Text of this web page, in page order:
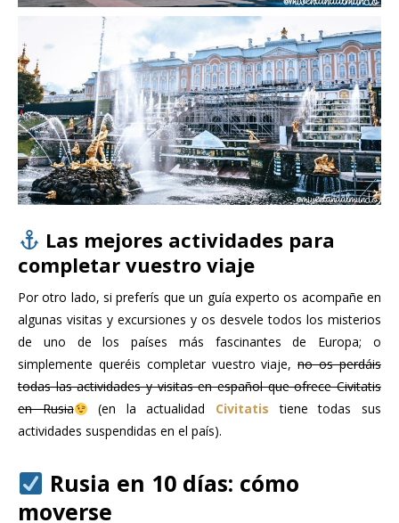
Las mejores actividades para
completar vuestro viaje
Por otro lado, si preferís que un guía experto os acompañe en
algunas visitas y excursiones y os desvele todos los misterios
de uno de los países más fascinantes de Europa; o
simplemente queréis completar vuestro viaje,no os perdáis
todas las actividades y visitas en español que ofrece Civitatis
en Rusia
(en la actualidad Civitatis
tiene todas sus
actividades suspendidas en el país).
Rusia en 10 días: cómo
moverse